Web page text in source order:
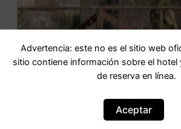
La Merlana
IR AL HOTEL
Advertencia: este no es el sitio web
sitio contiene información sobre el hotel
de reserva en línea.
Aceptar